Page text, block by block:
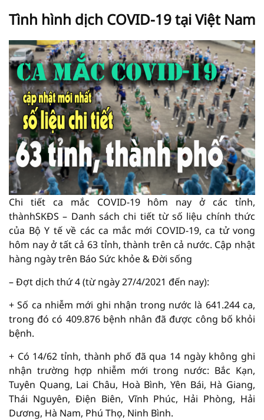
Tình hình dịch COVID-19 tại Việt Nam
Chi tiết ca mắc COVID-19 hôm nay ở các tỉnh,
thànhSKĐS – Danh sách chi tiết từ số liệu chính thức
của Bộ Y tế về các ca mắc mới COVID-19, ca tử vong
hôm nay ở tất cả 63 tỉnh, thành trên cả nước. Cập nhật
hàng ngày trên Báo Sức khỏe & Đời sống
– Đợt dịch thứ 4 (từ ngày 27/4/2021 đến nay):
+ Số ca nhiễm mới ghi nhận trong nước là 641.244 ca,
trong đó có 409.876 bệnh nhân đã được công bố khỏi
bệnh.
+ Có 14/62 tỉnh, thành phố đã qua 14 ngày không ghi
nhận trường hợp nhiễm mới trong nước: Bắc Kạn,
Tuyên Quang, Lai Châu, Hoà Bình, Yên Bái, Hà Giang,
Thái Nguyên, Điện Biên, Vĩnh Phúc, Hải Phòng, Hải
Dương, Hà Nam, Phú Thọ, Ninh Bình.